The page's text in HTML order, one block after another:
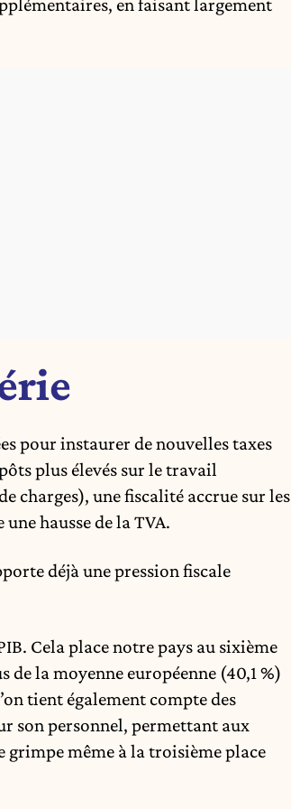
en faisant largement
pour instaurer de nouvelles taxes
plus élevés sur le travail
charges), une fiscalité accrue sur les
hausse de la TVA.
déjà une pression fiscale
Cela place notre pays au sixième
de la moyenne européenne (40,1 %)
tient également compte des
son personnel, permettant aux
même à la troisième place